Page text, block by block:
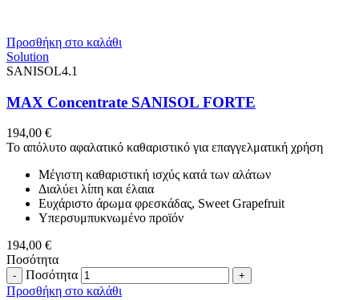
Προσθήκη στο καλάθι
Solution
SANISOL4.1
MAX Concentrate SANISOL FORTE
194,00 €
Το απόλυτο αφαλατικό καθαριστικό για επαγγελματική χρήση
Μέγιστη καθαριστική ισχύς κατά των αλάτων
Διαλύει λίπη και έλαια
Ευχάριστο άρωμα φρεσκάδας, Sweet Grapefruit
Υπερσυμπυκνωμένο προϊόν
194,00 €
Ποσότητα
Ποσότητα
Προσθήκη στο καλάθι